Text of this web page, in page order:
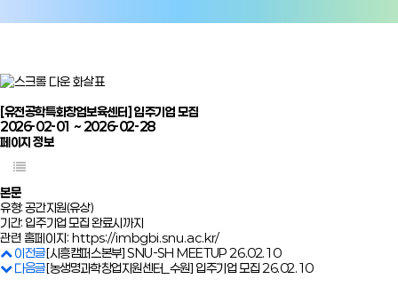
[유전공학특화창업보육센터] 입주기업 모집
2026-02-01 ~ 2026-02-28
페이지 정보
본문
유형: 공간지원(유상)
기간: 입주기업 모집 완료시까지
관련 홈페이지: https://imbgbi.snu.ac.kr/
이전글[시흥캠퍼스본부] SNU-SH MEETUP 26.02.10
다음글[농생명과학창업지원센터_수원] 입주기업 모집26.02.10